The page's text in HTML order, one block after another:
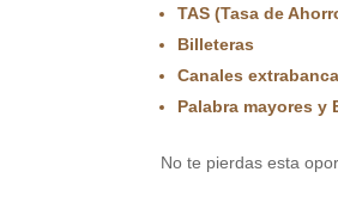
TAS (Tasa de
Billeteras
Canales
Palabra mayores y
No te pierdas esta